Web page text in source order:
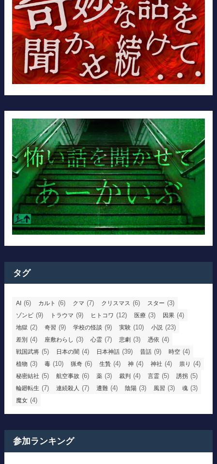
タグ
AI (6) カルト (6) クマ (7) クリスマス (6) スター (3)
ゾンビ (9) トラウマ (9) ヒトコワ (12) 医療 (3) 因果 (4)
地獄 (2) 奇習 (9) 学校の怪談 (9) 実験 (10) 小説 (23)
差別 (4) 座敷わらし (3) 心霊 (7) 悲劇 (3) 憑依 (4)
戦国武将 (5) 日本の闇 (4) 日本神話 (39) 昔話 (9) 時空 (4)
植物 (3) 毒 (10) 猟奇 (6) 生贄 (4) 神 (4) 神社 (4) 祟り (4)
秘密結社 (5) 航空事故 (6) 薬 (3) 裁判 (4) 言霊 (5) 誘拐 (5)
輪廻転生 (7) 連続殺人 (7) 遭難 (4) 陰陽 (3) 風習 (3) 魂 (3)
魔女 (4)
参加ランキング